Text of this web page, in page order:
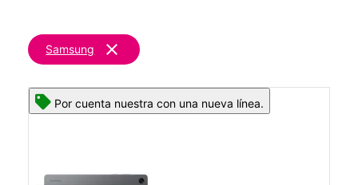
Samsung clear
Por cuenta nuestra con una nueva línea.